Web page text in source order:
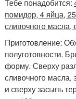
Тебе понадобится:
помидор, 4 яйца,
сливочного масла,
Приготовление:
полуготовности.
форму. Сверху
сливочного масла,
и сверху засыпь